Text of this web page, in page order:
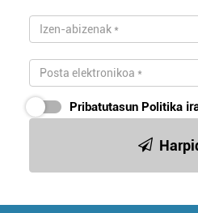
Pribatutasun Politika